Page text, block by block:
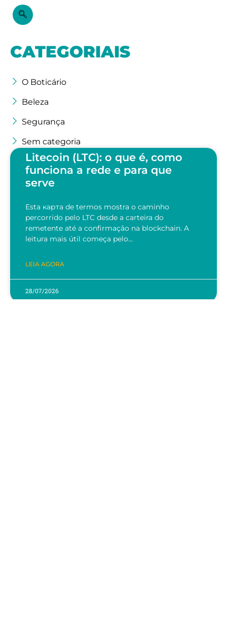
CATEGORIAIS
O Boticário
Beleza
Segurança
Sem categoria
Litecoin (LTC): o que é, como
funciona a rede e para que
serve
Esta карта de termos mostra o caminho
percorrido pelo LTC desde a carteira do
remetente até a confirmação na blockchain. A
leitura mais útil começa pelo…
LEIA AGORA
28/07/2026